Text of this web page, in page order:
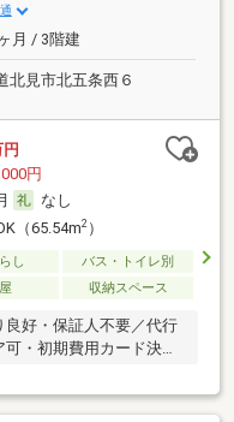
月 / 3階建
北見市北五条西６
円
円
なし
（65.54m2）
し
バス・トイレ別
収納スペース
良好・保証人不要／代行
・初期費用カード決済